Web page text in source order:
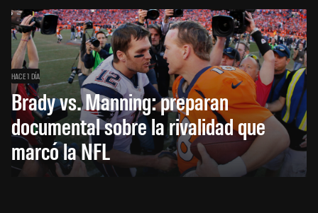
HACE 1 DÍA
Brady vs. Manning: preparan
documental sobre la rivalidad que
marcó la NFL